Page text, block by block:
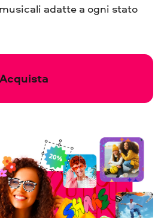
adatte a ogni stato
Acquista